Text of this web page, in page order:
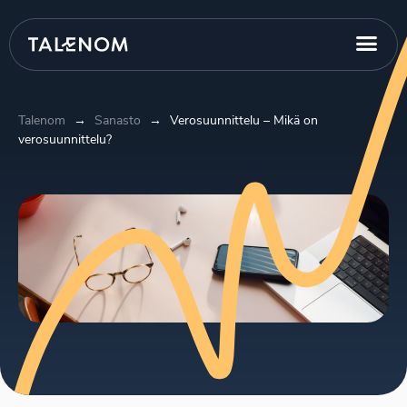
Talenom → Sanasto →
Verosuunnittelu – Mikä on
verosuunnittelu?